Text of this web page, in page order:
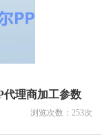
代理商加工参数
浏览次数： 253次